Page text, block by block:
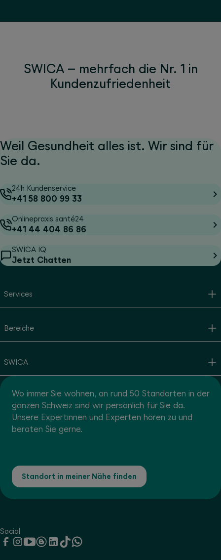
SWICA – mehrfach die Nr. 1 in
Kundenzufriedenheit
Weil Gesundheit alles ist. Wir sind für
Sie da.
24h Kundenservice
+41 58 800 99 33
Onlinepraxis santé24
+41 44 404 86 86
SWICA IQ
Jetzt Chatten
Services
Bereiche
SWICA
Wo immer Sie wohnen, an rund 50 Standorten in der
ganzen Schweiz sind wir persönlich für Sie da.
Unsere Expertinnen und Experten hören zu und
beraten Sie gerne.
Standort in meiner Nähe finden
Social